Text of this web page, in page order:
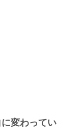
変わってい